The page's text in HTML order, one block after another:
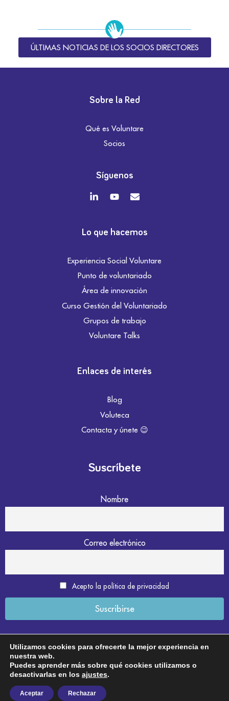
ÚLTIMAS NOTICIAS DE LOS SOCIOS DIRECTORES
Sobre la Red
Qué es Voluntare
Socios
Síguenos
Lo que hacemos
Experiencia Social Voluntare
Punto de voluntariado
Área de innovación
Curso Gestión del Voluntariado
Grupos de trabajo
Voluntare Talks
Enlaces de interés
Blog
Voluteca
Contacta y únete 😉
Suscríbete
Nombre
Correo electrónico
Acepto la política de privacidad
Aviso legal
Política de privacidad
Utilizamos cookies para ofrecerte la mejor experiencia en
nuestra web.
Puedes aprender más sobre qué cookies utilizamos o
desactivarlas en los ajustes.
Aceptar Rechazar